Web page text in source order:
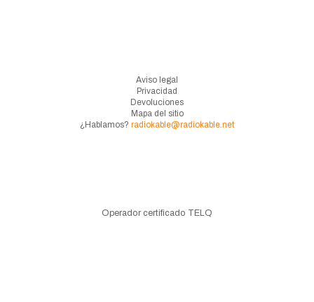
Aviso legal
Privacidad
Devoluciones
Mapa del sitio
¿Hablamos? radiokable@radiokable.net
Operador certificado TELQ